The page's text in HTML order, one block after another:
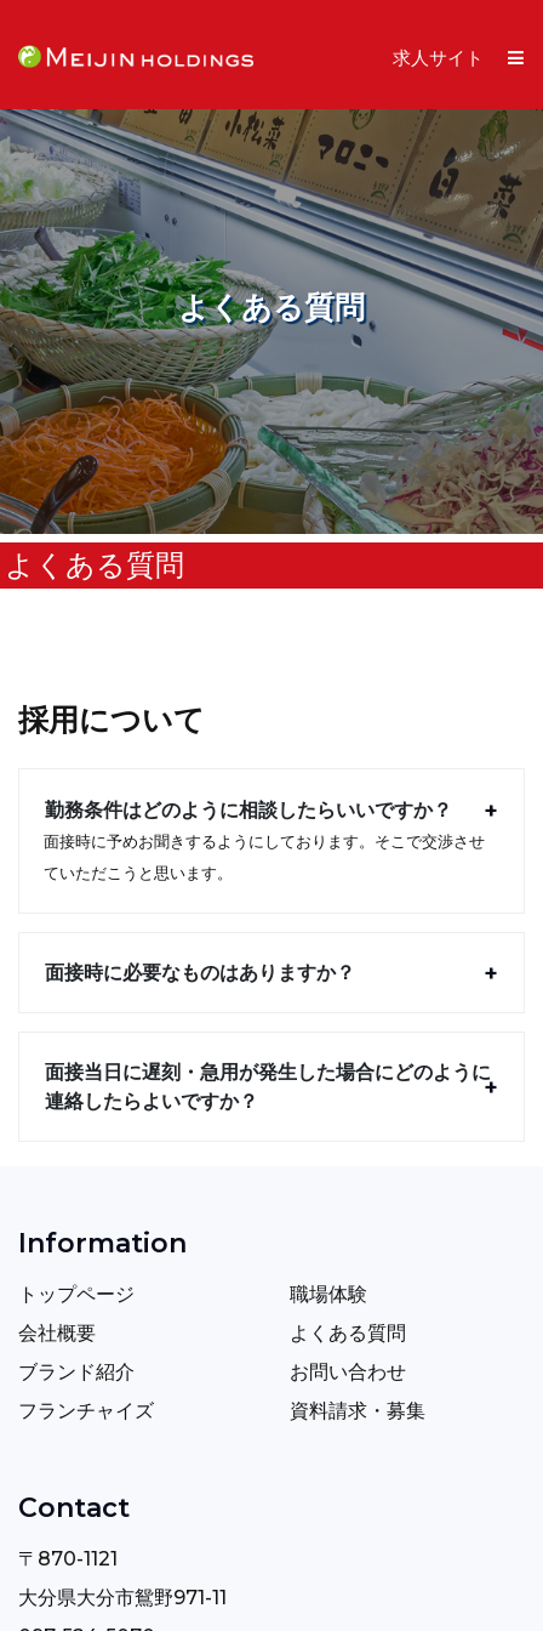
求人サイト
よくある質問
よくある質問
採用について
勤務条件はどのように相談したらいいですか？
面接時に予めお聞きするようにしております。そこで交渉させ
ていただこうと思います。
面接時に必要なものはありますか？
面接当日に遅刻・急用が発生した場合にどのように
連絡したらよいですか？
Information
トップページ
会社概要
ブランド紹介
フランチャイズ
職場体験
よくある質問
お問い合わせ
資料請求・募集
Contact
〒870-1121
大分県大分市鴛野971-11